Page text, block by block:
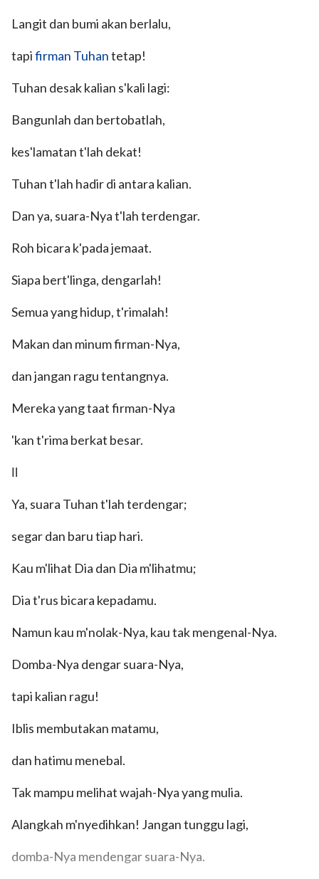
Langit dan bumi akan berlalu,
tapifirman Tuhantetap!
Tuhan desak kalian s'kali lagi:
Bangunlah dan bertobatlah,
kes'lamatan t'lah dekat!
Tuhan t'lah hadir di antara kalian.
Dan ya, suara-Nya t'lah terdengar.
Roh bicara k'pada jemaat.
Siapa bert'linga, dengarlah!
Semua yang hidup, t'rimalah!
Makan dan minum firman-Nya,
dan jangan ragu tentangnya.
Mereka yang taat firman-Nya
'kan t'rima berkat besar.
Ⅱ
Ya, suara Tuhan t'lah terdengar;
segar dan baru tiap hari.
Kau m'lihat Dia dan Dia m'lihatmu;
Dia t'rus bicara kepadamu.
Namun kau m'nolak-Nya, kau tak mengenal-Nya.
Domba-Nya dengar suara-Nya,
tapi kalian ragu!
Iblis membutakan matamu,
dan hatimu menebal.
Tak mampu melihat wajah-Nya yang mulia.
Alangkah m'nyedihkan! Jangan tunggu lagi,
domba-Nya mendengar suara-Nya.